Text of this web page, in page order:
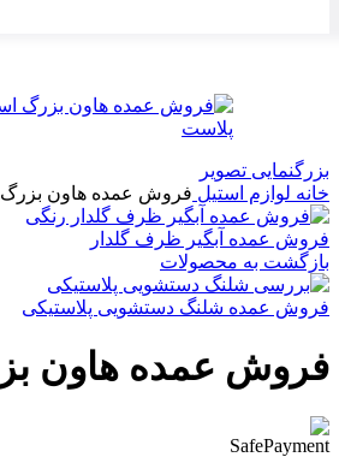
بزرگنمایی تصویر
خانه لوازم استیل فروش عمده هاون بزرگ
فروش عمده آبگیر ظرف گلدار
بازگشت به محصولات
فروش عمده شلنگ دستشویی پلاستیکی
فروش عمده هاون